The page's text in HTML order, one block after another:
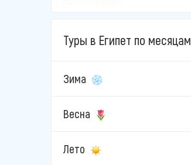
Эль-Гуна
Туры в Египет по месяцам
Зима
Весна
Лето